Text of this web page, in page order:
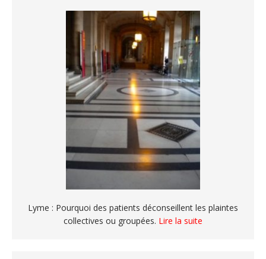
Lyme : Pourquoi des patients déconseillent les plaintes
collectives ou groupées. Lire la suite